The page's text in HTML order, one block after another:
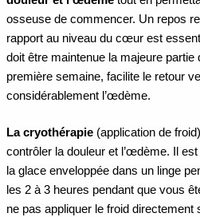
osseuse de commencer. Un repos
rapport au niveau du cœur est
doit être maintenue la majeure partie
première semaine, facilite le retour
considérablement l’œdème.
La cryothérapie (application de
contrôler la douleur et l’œdème. Il
la glace enveloppée dans un linge
les 2 à 3 heures pendant que vous
ne pas appliquer le froid directement